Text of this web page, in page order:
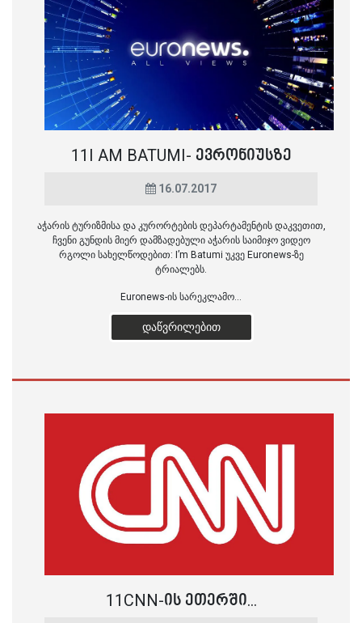
11I AM BATUMI- ᲔᲕᲠᲝᲜᲘᲣᲡᲖᲔ
16.07.2017
აჭარის ტურიზმისა და კურორტების დეპარტამენტის დაკვეთით,
ჩვენი გუნდის მიერ დამზადებული აჭარის საიმიჯო ვიდეო
რგოლი სახელწოდებით: I’m Batumi უკვე Euronews-ზე
ტრიალებს.
Euronews-ის სარეკლამო...
ᲓᲐᲬᲕᲠᲘᲚᲔᲑᲘᲗ
11CNN-ᲘᲡ ᲔᲗᲔᲠᲨᲘ...